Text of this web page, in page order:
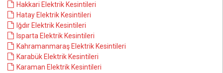
Hakkari Elektrik Kesintileri
Hatay Elektrik Kesintileri
Iğdır Elektrik Kesintileri
Isparta Elektrik Kesintileri
Kahramanmaraş Elektrik Kesintileri
Karabük Elektrik Kesintileri
Karaman Elektrik Kesintileri